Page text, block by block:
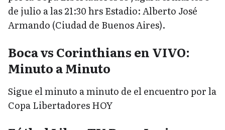
de julio a las 21:30 hrs Estadio: Alberto José
Armando (Ciudad de Buenos Aires).
Boca vs Corinthians en VIVO:
Minuto a Minuto
Sigue el minuto a minuto de el encuentro por la
Copa Libertadores HOY